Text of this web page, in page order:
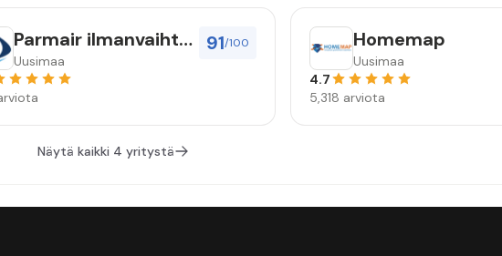
91/100
Parmair ilmanvaihto
Oy
Uusimaa
Homemap
Uusimaa
4.7
5,318 arviota
Näytä kaikki 4 yritystä